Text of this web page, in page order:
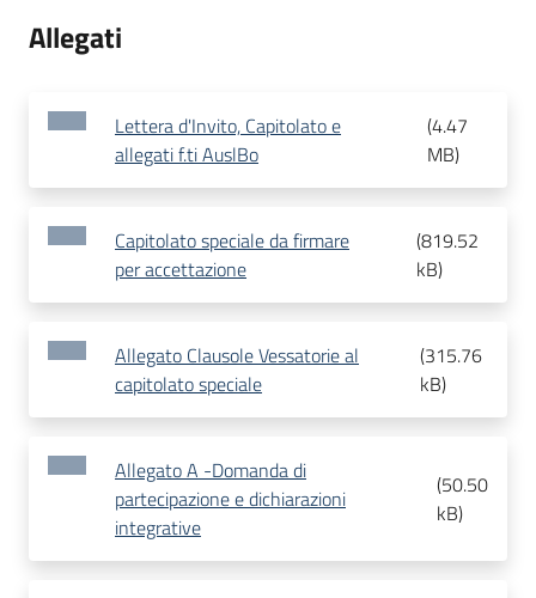
Allegati
Lettera d'Invito, Capitolato e
allegati f.ti AuslBo
(4.47
MB)
Capitolato speciale da firmare
per accettazione
(819.52
kB)
Allegato Clausole Vessatorie al
capitolato speciale
(315.76
kB)
Allegato A -Domanda di
partecipazione e dichiarazioni
integrative
(50.50
kB)